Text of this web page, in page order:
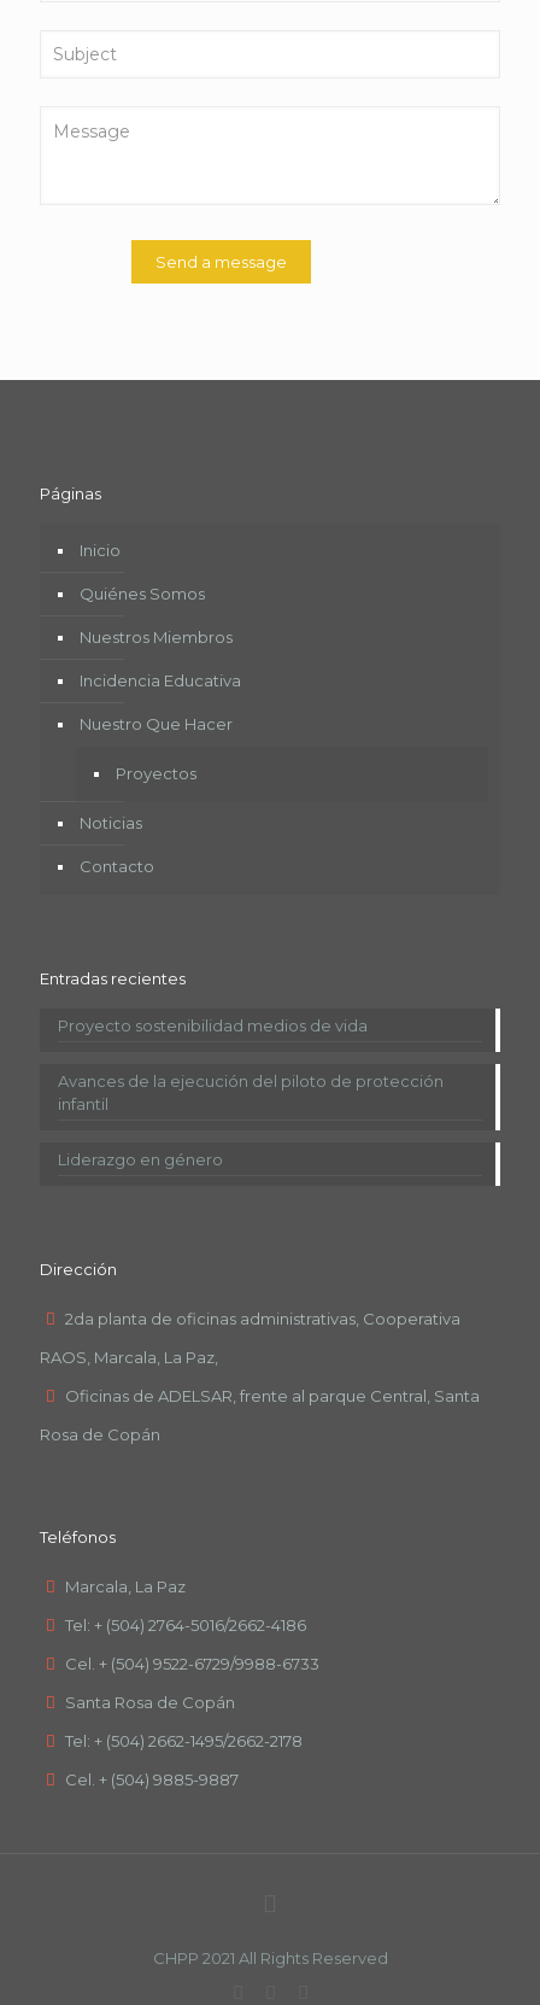
Páginas
Inicio
Quiénes Somos
Nuestros Miembros
Incidencia Educativa
Nuestro Que Hacer
Proyectos
Noticias
Contacto
Entradas recientes
Proyecto sostenibilidad medios de vida
Avances de la ejecución del piloto de protección
infantil
Liderazgo en género
Dirección
2da planta de oficinas administrativas, Cooperativa
RAOS, Marcala, La Paz,
Oficinas de ADELSAR, frente al parque Central, Santa
Rosa de Copán
Teléfonos
Marcala, La Paz
Tel: + (504) 2764-5016/2662-4186
Cel. + (504) 9522-6729/9988-6733
Santa Rosa de Copán
Tel: + (504) 2662-1495/2662-2178
Cel. + (504) 9885-9887
CHPP 2021 All Rights Reserved